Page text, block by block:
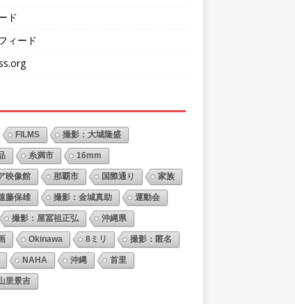
ド
ィード
FILMS 撮影：大城隆盛
糸満市 16mm
映像館 那覇市 国際通り 家族
藤保雄 撮影：金城真助 運動会
撮影：屋冨祖正弘 沖縄県
Okinawa 8ミリ 撮影：匿名
NAHA 沖縄 首里
里景吉